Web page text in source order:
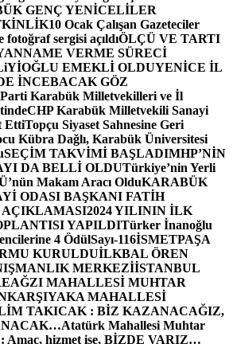
GENÇ YENİCELİLER
10 Ocak Çalışan Gazeteciler
sergisi açıldıÖLÇÜ VE TARTI
VERME SÜRECİ
EMEKLİ OLDUYENİCE İL
İNCEBACAK GÖZ
Karabük Milletvekilleri ve İl
CHP Karabük Milletvekili Sanayi
EttiTopçu Siyaset Sahnesine Geri
Kübra Dağlı, Karabük Üniversitesi
SEÇİM TAKVİMİ BAŞLADIMHP’NİN
DA BELLİ OLDUTürkiye’nin Yerli
Makam Aracı OlduKARABÜK
ODASI BAŞKANI FATİH
AÇIKLAMASI2024 YILININ İLK
YAPILDITürker İnanoğlu
4 ÖdülSayı-116İSMETPAŞA
KURULDUİLKBAL ÖREN
MERKEZİİSTANBUL
MAHALLESİ MUHTAR
KARŞIYAKA MAHALLESİ
TAKICAK : BİZ KAZANACAĞIZ,
Atatürk Mahallesi Muhtar
: Amaç, hizmet ise, BİZDE VARIZ…